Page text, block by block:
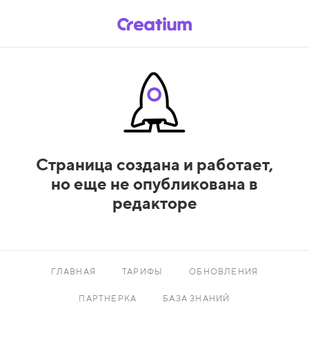
Страница создана и работает,
но еще не опубликована в
редакторе
ГЛАВНАЯ ТАРИФЫ ОБНОВЛЕНИЯ
ПАРТНЕРКА БАЗА ЗНАНИЙ